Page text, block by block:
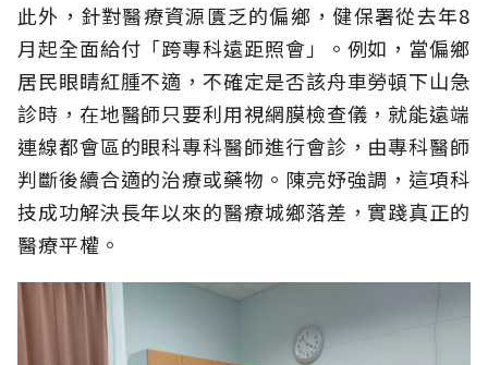
此外，針對醫療資源匱乏的偏鄉，健保署從去年8
月起全面給付「跨專科遠距照會」。例如，當偏鄉
居民眼睛紅腫不適，不確定是否該舟車勞頓下山急
診時，在地醫師只要利用視網膜檢查儀，就能遠端
連線都會區的眼科專科醫師進行會診，由專科醫師
判斷後續合適的治療或藥物。陳亮妤強調，這項科
技成功解決長年以來的醫療城鄉落差，實踐真正的
醫療平權。